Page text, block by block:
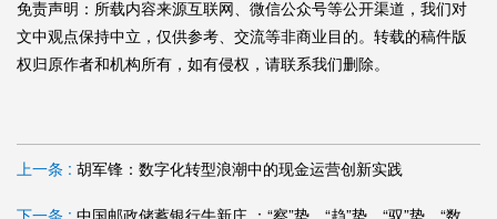
免责声明：所载内容来源互联网、微信公众号等公开渠道，我们对
文中观点保持中立，仅供参考、交流等非商业目的。转载的稿件版
权归原作者和机构所有，如有侵权，请联系我们删除。
上一条 : 胡军锋：数字化转型浪潮中的现金运营创新实践
下一条 : 中国邮政储蓄银行牛新庄 ：“察”势、“趋”势、“驭”势，“数字邮储”乘势而进